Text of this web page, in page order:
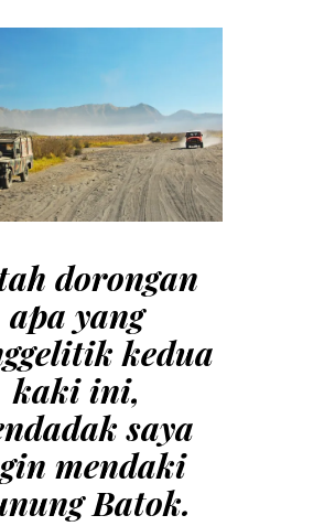
dorongan
apa yang
kedua
kaki ini,
saya
mendaki
Batok.